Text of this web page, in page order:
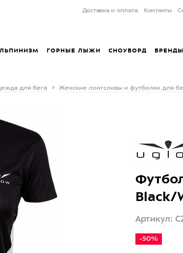
Доставка и оплата Контакты
ГОРНЫЕ ЛЫЖИ СНОУБОРД БРЕНДЫ
для бега Женские лонгсливы и футболки для
Black/
Артикул:
-50%